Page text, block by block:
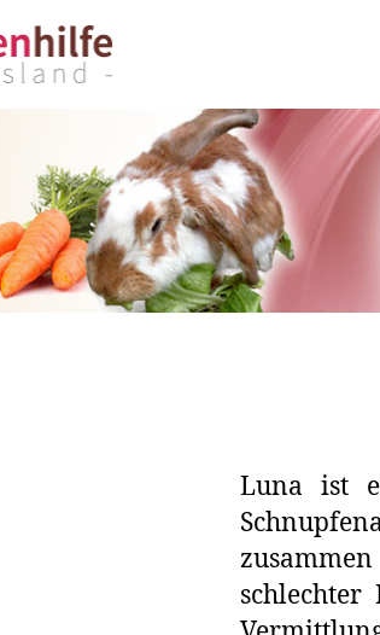
Luna ist
schlechter